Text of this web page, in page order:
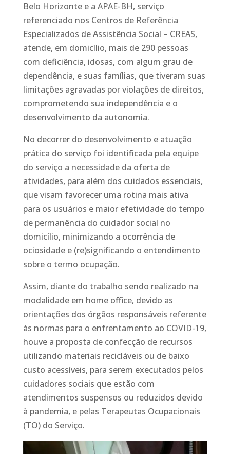
Belo Horizonte e a APAE-BH, serviço
referenciado nos Centros de Referência
Especializados de Assistência Social – CREAS,
atende, em domicílio, mais de 290 pessoas
com deficiência, idosas, com algum grau de
dependência, e suas famílias, que tiveram suas
limitações agravadas por violações de direitos,
comprometendo sua independência e o
desenvolvimento da autonomia.
No decorrer do desenvolvimento e atuação
prática do serviço foi identificada pela equipe
do serviço a necessidade da oferta de
atividades, para além dos cuidados essenciais,
que visam favorecer uma rotina mais ativa
para os usuários e maior efetividade do tempo
de permanência do cuidador social no
domicílio, minimizando a ocorrência de
ociosidade e (re)significando o entendimento
sobre o termo ocupação.
Assim, diante do trabalho sendo realizado na
modalidade em home office, devido as
orientações dos órgãos responsáveis referente
às normas para o enfrentamento ao COVID-19,
houve a proposta de confecção de recursos
utilizando materiais recicláveis ou de baixo
custo acessíveis, para serem executados pelos
cuidadores sociais que estão com
atendimentos suspensos ou reduzidos devido
à pandemia, e pelas Terapeutas Ocupacionais
(TO) do Serviço.